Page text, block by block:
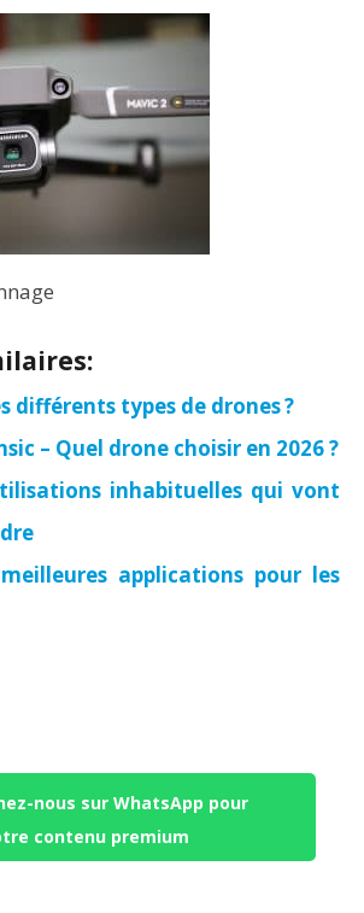
différents types de drones ?
– Quel drone choisir en 2026 ?
inhabituelles qui vont
applications pour les
nous sur WhatsApp pour
contenu premium